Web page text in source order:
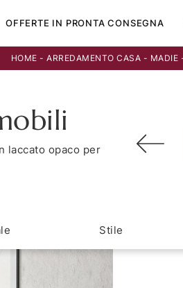
OFFERTE IN PRONTA CONSEGNA
HOME -ARREDAMENTO CASA - MADIE
laccato opaco per
Stile